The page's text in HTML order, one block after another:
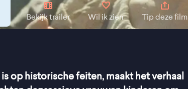
Bekijk trailer Wil ik zien Tip deze film
op historische feiten, maakt het verhaal